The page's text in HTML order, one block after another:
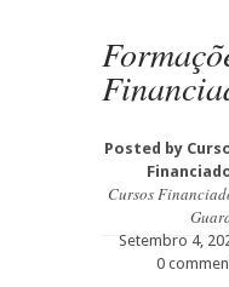
Posted by
Cursos
Setembro 4,
0